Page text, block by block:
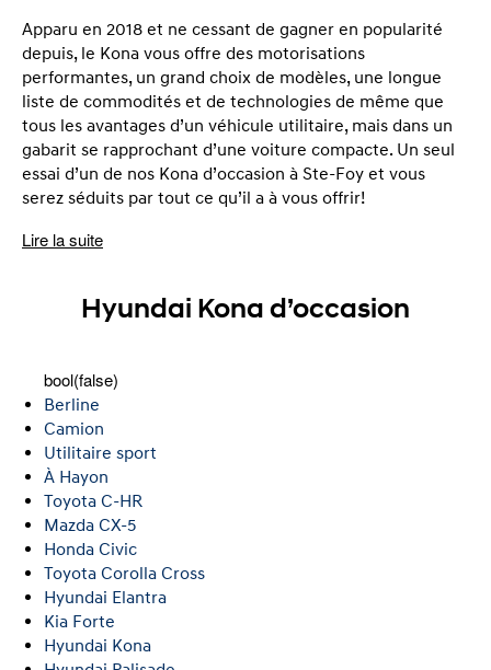
Apparu en 2018 et ne cessant de gagner en popularité
depuis, le Kona vous offre des motorisations
performantes, un grand choix de modèles, une longue
liste de commodités et de technologies de même que
tous les avantages d’un véhicule utilitaire, mais dans un
gabarit se rapprochant d’une voiture compacte. Un seul
essai d’un de nos Kona d’occasion à Ste-Foy et vous
serez séduits par tout ce qu’il a à vous offrir!
Lire la suite
Hyundai Kona d’occasion
bool(false)
Berline
Camion
Utilitaire sport
À Hayon
Toyota C-HR
Mazda CX-5
Honda Civic
Toyota Corolla Cross
Hyundai Elantra
Kia Forte
Hyundai Kona